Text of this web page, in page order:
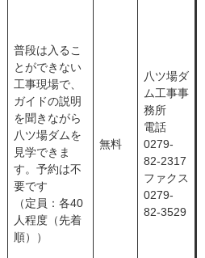
普段は入るこ
とができない
工事現場で、
ガイドの説明
を聞きながら
八ツ場ダムを
見学できま
す。予約は不
要です
（定員：各40
人程度（先着
順））
無料
八ツ場ダ
ム工事事
務所
電話
0279-
82-2317
ファクス
0279-
82-3529